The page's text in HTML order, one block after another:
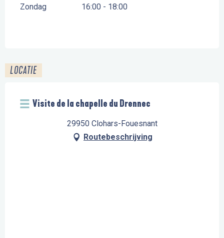
Zondag 16:00 - 18:00
LOCATIE
Visite de la chapelle du Drennec
29950 Clohars-Fouesnant
Routebeschrijving